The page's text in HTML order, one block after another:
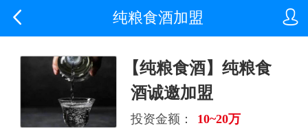

 纯粮食酒加盟
【纯粮食酒】纯粮食
酒诚邀加盟
投资金额： 10~20万